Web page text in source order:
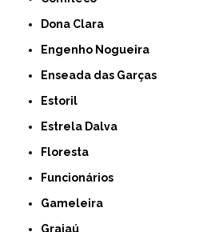
Dona Clara
Engenho Nogueira
Enseada das Garças
Estoril
Estrela Dalva
Floresta
Funcionários
Gameleira
Grajaú